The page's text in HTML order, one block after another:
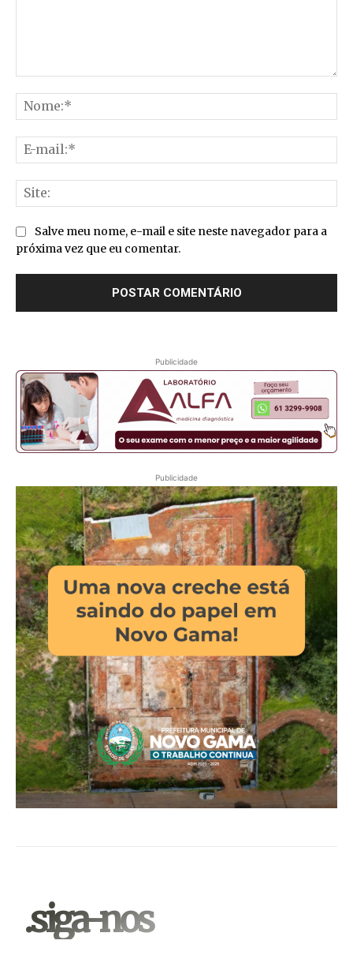
Salve meu nome, e-mail e site neste navegador para a
próxima vez que eu comentar.
Publicidade
Publicidade
.siga-nos